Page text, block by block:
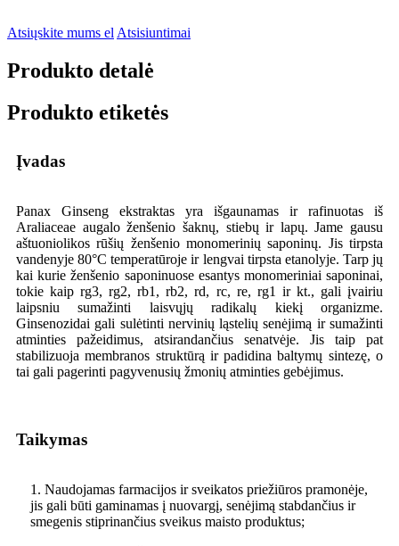
Atsiųskite mums el Atsisiuntimai
Produkto detalė
Produkto etiketės
Įvadas
Panax Ginseng ekstraktas yra išgaunamas ir rafinuotas iš
Araliaceae augalo ženšenio šaknų, stiebų ir lapų. Jame gausu
aštuoniolikos rūšių ženšenio monomerinių saponinų. Jis tirpsta
vandenyje 80°C temperatūroje ir lengvai tirpsta etanolyje. Tarp jų
kai kurie ženšenio saponinuose esantys monomeriniai saponinai,
tokie kaip rg3, rg2, rb1, rb2, rd, rc, re, rg1 ir kt., gali įvairiu
laipsniu sumažinti laisvųjų radikalų kiekį organizme.
Ginsenozidai gali sulėtinti nervinių ląstelių senėjimą ir sumažinti
atminties pažeidimus, atsirandančius senatvėje. Jis taip pat
stabilizuoja membranos struktūrą ir padidina baltymų sintezę, o
tai gali pagerinti pagyvenusių žmonių atminties gebėjimus.
Taikymas
1. Naudojamas farmacijos ir sveikatos priežiūros pramonėje,
jis gali būti gaminamas į nuovargį, senėjimą stabdančius ir
smegenis stiprinančius sveikus maisto produktus;